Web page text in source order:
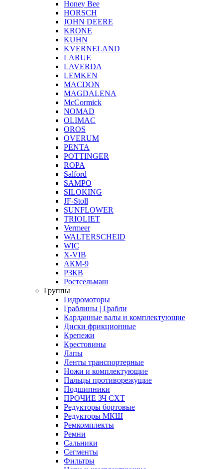
Honey Bee
HORSCH
JOHN DEERE
KRONE
KUHN
KVERNELAND
LARUE
LAVERDA
LEMKEN
MACDON
MAGDALENA
McCormick
NOMAD
OLIMAC
OROS
OVERUM
PENTA
POTTINGER
ROPA
Salford
SAMPO
SILOKING
JF-Stoll
SUNFLOWER
TRIOLIET
Vermeer
WALTERSCHEID
WIC
X-VIB
АКМ-9
РЗКВ
Ростсельмаш
Группы
Гидромоторы
Граблины | Грабли
Карданные валы и комплектующие
Диски фрикционные
Крепежи
Крестовины
Лапы
Ленты транспортерные
Ножи и комплектующие
Пальцы противорежущие
Подшипники
ПРОЧИЕ ЗЧ СХТ
Редукторы бортовые
Редукторы МКШ
Ремкомплекты
Ремни
Сальники
Сегменты
Фильтры